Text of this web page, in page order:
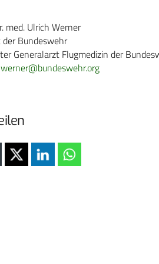
med. Ulrich Werner
Bundeswehr
Generalarzt Flugmedizin der